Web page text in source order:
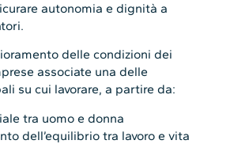
autonomia e dignità a
delle condizioni dei
associate una delle
su cui lavorare, a partire da:
tra uomo e donna
dell’equilibrio tra lavoro e vita